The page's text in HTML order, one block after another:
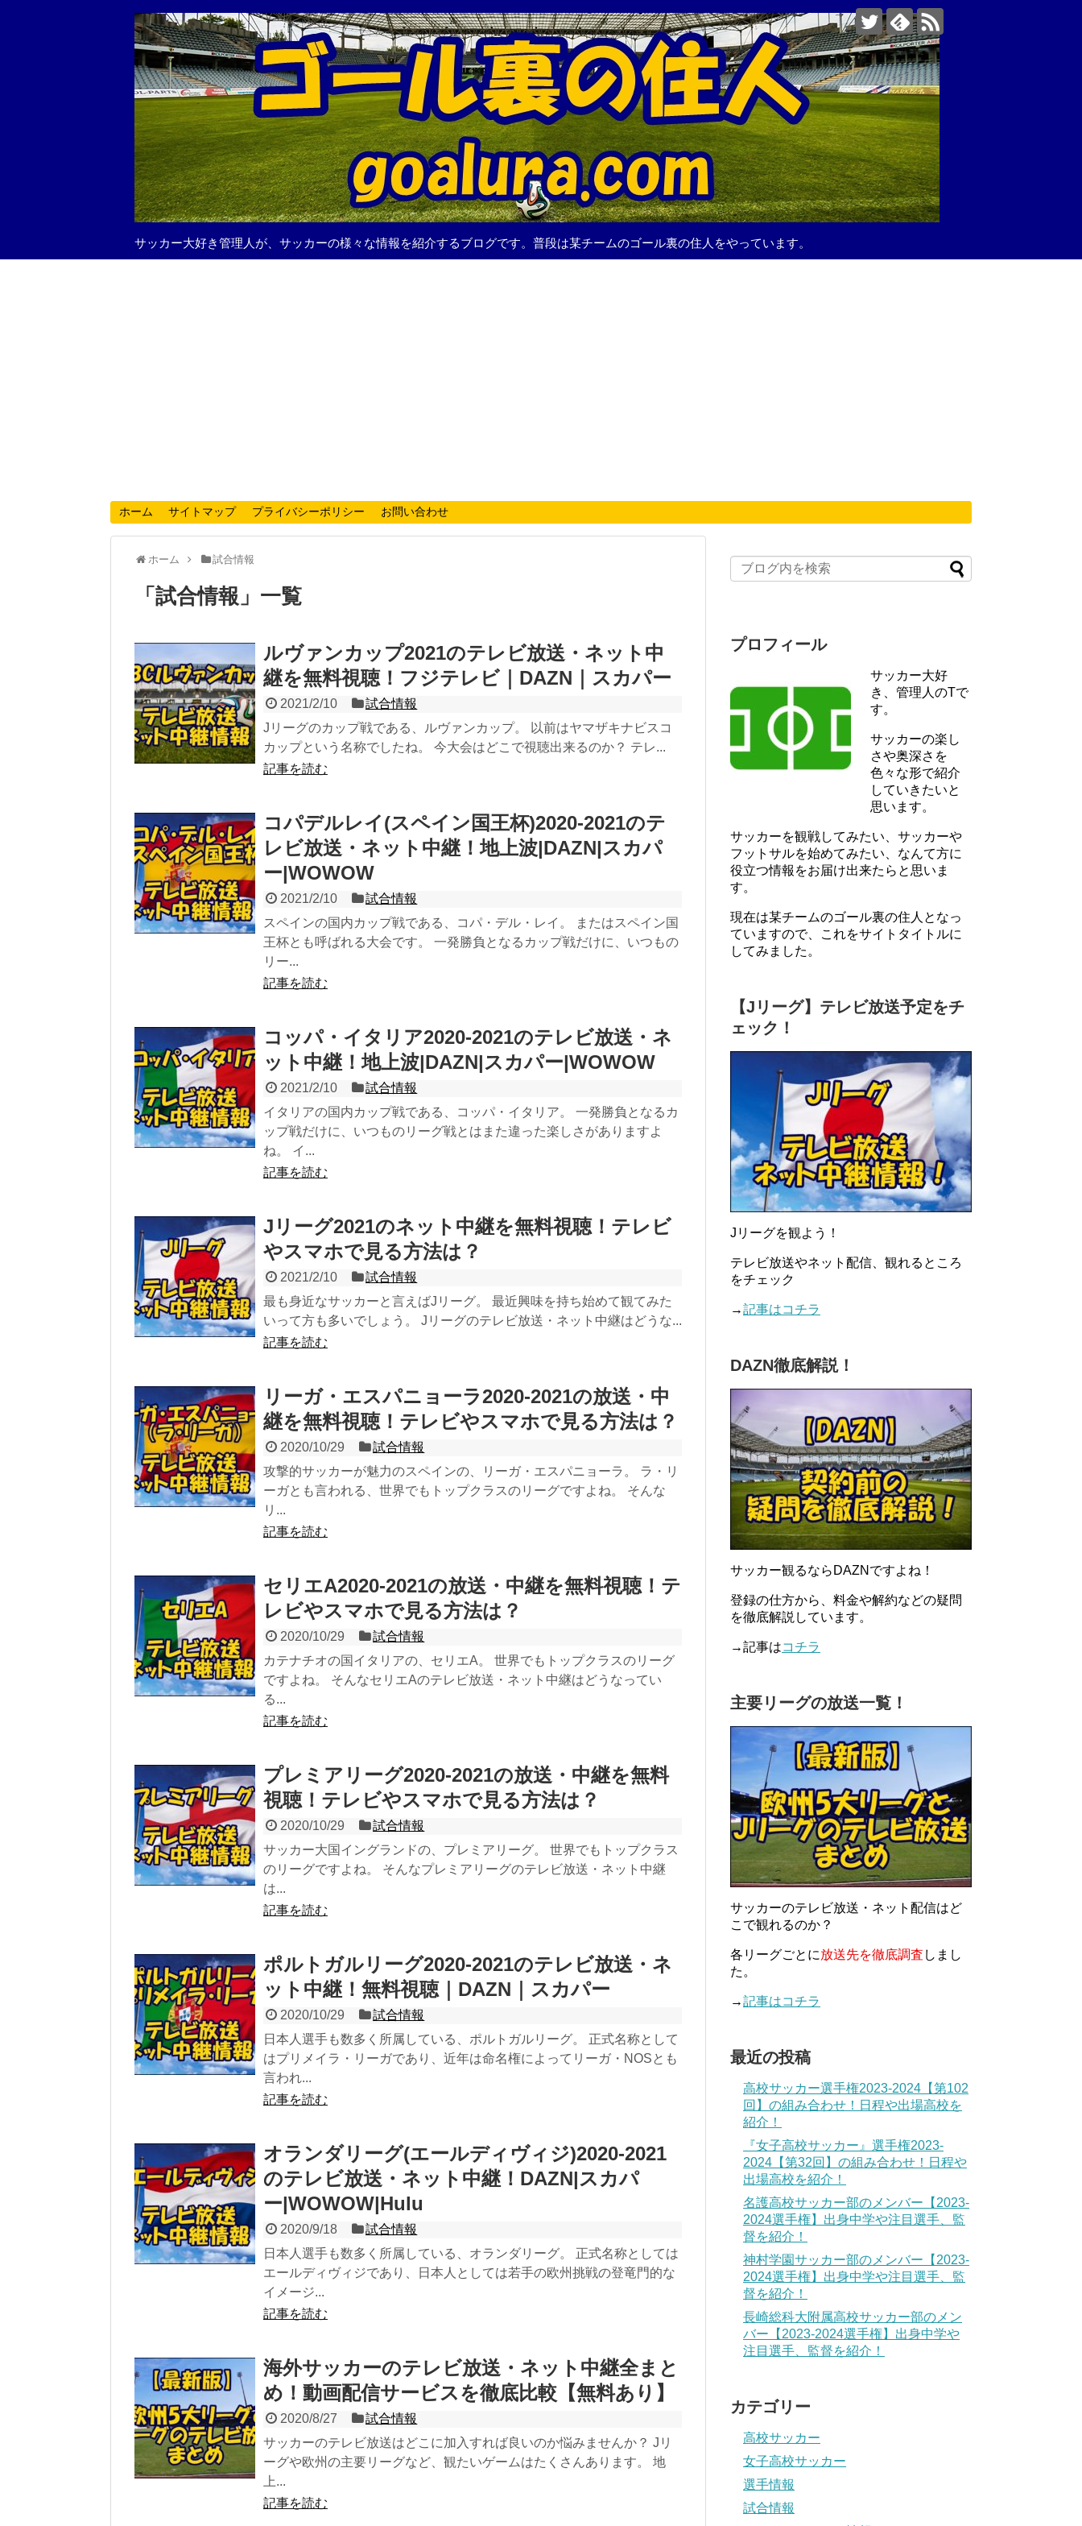
サッカー大好き管理人が、サッカーの様々な情報を紹介するブログです。普段は某チームのゴール裏の住人をやっています。
ホーム サイトマップ プライバシーポリシー お問い合わせ
ホーム 試合情報
「 試合情報 」 一覧
ルヴァンカップ2021のテレビ放送・ネット中
継を無料視聴！フジテレビ｜DAZN｜スカパー
2021/2/10
試合情報
Jリーグのカップ戦である、ルヴァンカップ。 以前はヤマザキナビスコ
カップという名称でしたね。 今大会はどこで視聴出来るのか？ テレ...
記事を読む
コパデルレイ(スペイン国王杯)2020-2021のテ
レビ放送・ネット中継！地上波|DAZN|スカパ
ー|WOWOW
2021/2/10
試合情報
スペインの国内カップ戦である、コパ・デル・レイ。 またはスペイン国
王杯とも呼ばれる大会です。 一発勝負となるカップ戦だけに、いつもの
リー...
記事を読む
コッパ・イタリア2020-2021のテレビ放送・ネ
ット中継！地上波|DAZN|スカパー|WOWOW
2021/2/10
試合情報
イタリアの国内カップ戦である、コッパ・イタリア。 一発勝負となるカ
ップ戦だけに、いつものリーグ戦とはまた違った楽しさがありますよ
ね。 イ...
記事を読む
Jリーグ2021のネット中継を無料視聴！テレビ
やスマホで見る方法は？
2021/2/10
試合情報
最も身近なサッカーと言えばJリーグ。 最近興味を持ち始めて観てみた
いって方も多いでしょう。 Jリーグのテレビ放送・ネット中継はどうな...
記事を読む
リーガ・エスパニョーラ2020-2021の放送・中
継を無料視聴！テレビやスマホで見る方法は？
2020/10/29
試合情報
攻撃的サッカーが魅力のスペインの、リーガ・エスパニョーラ。 ラ・リ
ーガとも言われる、世界でもトップクラスのリーグですよね。 そんな
リ...
記事を読む
セリエA2020-2021の放送・中継を無料視聴！テ
レビやスマホで見る方法は？
2020/10/29
試合情報
カテナチオの国イタリアの、セリエA。 世界でもトップクラスのリーグ
ですよね。 そんなセリエAのテレビ放送・ネット中継はどうなってい
る...
記事を読む
プレミアリーグ2020-2021の放送・中継を無料
視聴！テレビやスマホで見る方法は？
2020/10/29
試合情報
サッカー大国イングランドの、プレミアリーグ。 世界でもトップクラス
のリーグですよね。 そんなプレミアリーグのテレビ放送・ネット中継
は...
記事を読む
ポルトガルリーグ2020-2021のテレビ放送・ネ
ット中継！無料視聴｜DAZN｜スカパー
2020/10/29
試合情報
日本人選手も数多く所属している、ポルトガルリーグ。 正式名称として
はプリメイラ・リーガであり、近年は命名権によってリーガ・NOSとも
言われ...
記事を読む
オランダリーグ(エールディヴィジ)2020-2021
のテレビ放送・ネット中継！DAZN|スカパ
ー|WOWOW|Hulu
2020/9/18
試合情報
日本人選手も数多く所属している、オランダリーグ。 正式名称としては
エールディヴィジであり、日本人としては若手の欧州挑戦の登竜門的な
イメージ...
記事を読む
海外サッカーのテレビ放送・ネット中継全まと
め！動画配信サービスを徹底比較【無料あり】
2020/8/27
試合情報
サッカーのテレビ放送はどこに加入すれば良いのか悩みませんか？ Jリ
ーグや欧州の主要リーグなど、観たいゲームはたくさんあります。 地
上...
記事を読む
プロフィール
サッカー大好
き、管理人のTで
す。
サッカーの楽し
さや奥深さを
色々な形で紹介
していきたいと
思います。
サッカーを観戦してみたい、サッカーや
フットサルを始めてみたい、なんて方に
役立つ情報をお届け出来たらと思いま
す。
現在は某チームのゴール裏の住人となっ
ていますので、これをサイトタイトルに
してみました。
【Jリーグ】テレビ放送予定をチ
ェック！
Jリーグを観よう！
テレビ放送やネット配信、観れるところ
をチェック
→記事はコチラ
DAZN徹底解説！
サッカー観るならDAZNですよね！
登録の仕方から、料金や解約などの疑問
を徹底解説しています。
→記事はコチラ
主要リーグの放送一覧！
サッカーのテレビ放送・ネット配信はど
こで観れるのか？
各リーグごとに放送先を徹底調査 しまし
た。
→記事はコチラ
最近の投稿
高校サッカー選手権2023-2024【第102
回】の組み合わせ！日程や出場高校を
紹介！
『女子高校サッカー』選手権2023-
2024【第32回】の組み合わせ！日程や
出場高校を紹介！
名護高校サッカー部のメンバー【2023-
2024選手権】出身中学や注目選手、監
督を紹介！
神村学園サッカー部のメンバー【2023-
2024選手権】出身中学や注目選手、監
督を紹介！
長崎総科大附属高校サッカー部のメン
バー【2023-2024選手権】出身中学や
注目選手、監督を紹介！
カテゴリー
高校サッカー
女子高校サッカー
選手情報
試合情報